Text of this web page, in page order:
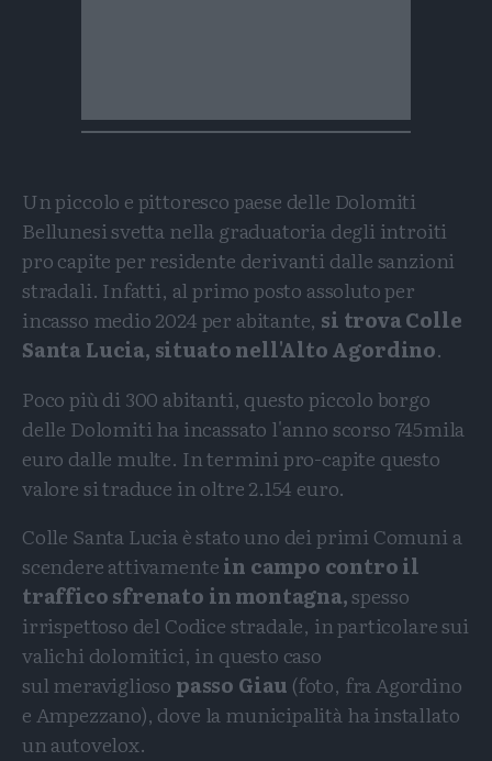
Un piccolo e pittoresco paese delle Dolomiti
Bellunesi svetta nella graduatoria degli introiti
pro capite per residente derivanti dalle sanzioni
stradali. Infatti, al primo posto assoluto per
incasso medio 2024 per abitante, si trova Colle
Santa Lucia, situato nell'Alto Agordino.
Poco più di 300 abitanti, questo piccolo borgo
delle Dolomiti ha incassato l'anno scorso 745mila
euro dalle multe. In termini pro-capite questo
valore si traduce in oltre 2.154 euro.
Colle Santa Lucia è stato uno dei primi Comuni a
scendere attivamentein campo contro il
traffico sfrenato in montagna,spesso
irrispettoso del Codice stradale, in particolare sui
valichi dolomitici, in questo caso
sulmeraviglioso passo Giau (foto, fra Agordino
e Ampezzano), dove la municipalità ha installato
un autovelox.